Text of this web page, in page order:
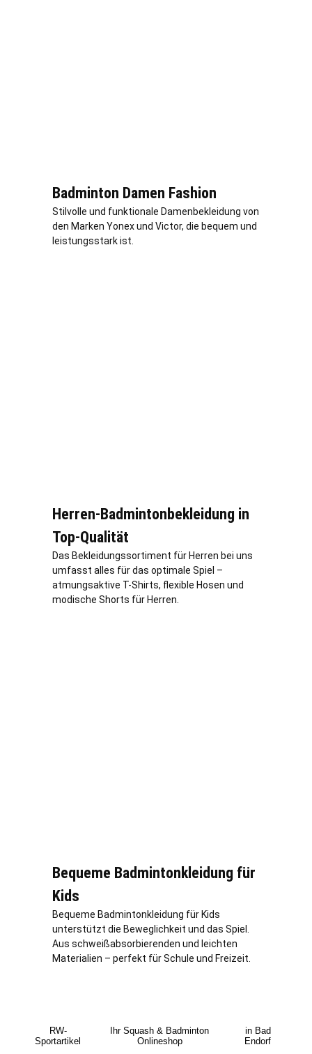
Badminton Damen Fashion
Stilvolle und funktionale Damenbekleidung von
den Marken Yonex und Victor, die bequem und
leistungsstark ist.
Herren-Badmintonbekleidung in
Top-Qualität
Das Bekleidungssortiment für Herren bei uns
umfasst alles für das optimale Spiel –
atmungsaktive T-Shirts, flexible Hosen und
modische Shorts für Herren.
Bequeme Badmintonkleidung für
Kids
Bequeme Badmintonkleidung für Kids
unterstützt die Beweglichkeit und das Spiel.
Aus schweißabsorbierenden und leichten
Materialien – perfekt für Schule und Freizeit.
RW-
Sportartikel
Ihr Squash & Badminton
Onlineshop
in Bad
Endorf